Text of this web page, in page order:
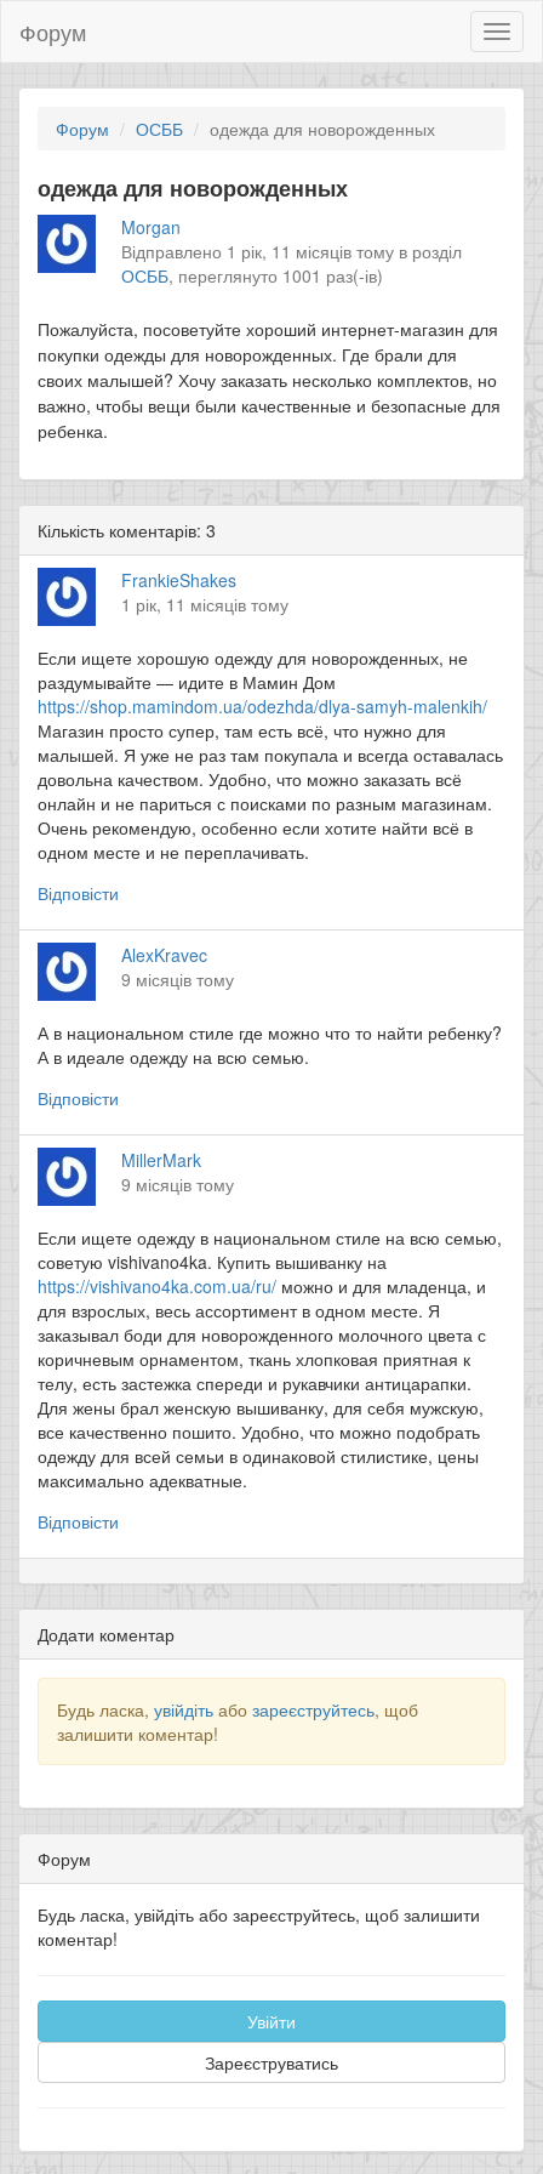
Форум
Форум ОСББ одежда для новорожденных
одежда для новорожденных
Morgan
Відправлено 1 рік, 11 місяців тому в розділ
ОСББ, переглянуто 1001 раз(-ів)
Пожалуйста, посоветуйте хороший интернет-магазин для
покупки одежды для новорожденных. Где брали для
своих малышей? Хочу заказать несколько комплектов, но
важно, чтобы вещи были качественные и безопасные для
ребенка.
Кількість коментарів: 3
FrankieShakes
1 рік, 11 місяців тому
Если ищете хорошую одежду для новорожденных, не
раздумывайте — идите в Мамин Дом
https://shop.mamindom.ua/odezhda/dlya-samyh-malenkih/
Магазин просто супер, там есть всё, что нужно для
малышей. Я уже не раз там покупала и всегда оставалась
довольна качеством. Удобно, что можно заказать всё
онлайн и не париться с поисками по разным магазинам.
Очень рекомендую, особенно если хотите найти всё в
одном месте и не переплачивать.
Відповісти
AlexKravec
9 місяців тому
А в национальном стиле где можно что то найти ребенку?
А в идеале одежду на всю семью.
Відповісти
MillerMark
9 місяців тому
Если ищете одежду в национальном стиле на всю семью,
советую vishivano4ka. Купить вышиванку на
https://vishivano4ka.com.ua/ru/ можно и для младенца, и
для взрослых, весь ассортимент в одном месте. Я
заказывал боди для новорожденного молочного цвета с
коричневым орнаментом, ткань хлопковая приятная к
телу, есть застежка спереди и рукавчики антицарапки.
Для жены брал женскую вышиванку, для себя мужскую,
все качественно пошито. Удобно, что можно подобрать
одежду для всей семьи в одинаковой стилистике, цены
максимально адекватные.
Відповісти
Додати коментар
Будь ласка, увійдіть або зареєструйтесь, щоб
залишити коментар!
Форум
Будь ласка, увійдіть або зареєструйтесь, щоб залишити
коментар!
Увійти
Зареєструватись